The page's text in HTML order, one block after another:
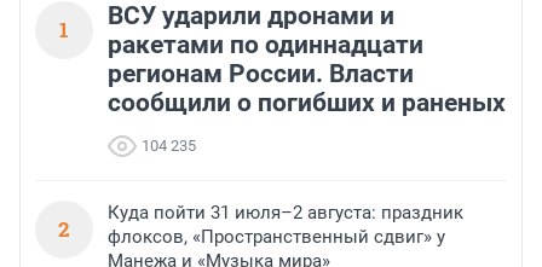
1
ВСУ ударили дронами и
ракетами по одиннадцати
регионам России. Власти
сообщили о погибших и раненых
104 235
2
Куда пойти 31 июля–2 августа: праздник
флоксов, «Пространственный сдвиг» у
Манежа и «Музыка мира»